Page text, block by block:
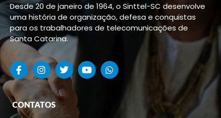
Desde 20 de janeiro de 1964, o Sinttel-SC desenvolve
uma história de organização, defesa e conquistas
para os trabalhadores de telecomunicações de
Santa Catarina.
CONTATOS